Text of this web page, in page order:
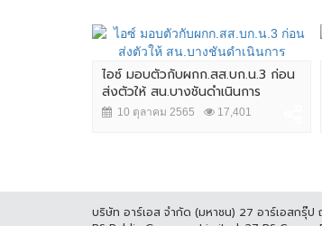
ไอซ์ มอบตัวกับผกก.สส.บก.น.3 ก่อน
ส่งตัวให้ สน.บางชันดำเนินการ
10 ตุลาคม 2565 17,401
บริษัท อาร์เอส จำกัด (มหาชน) 27 อาร์เอสกรุ๊